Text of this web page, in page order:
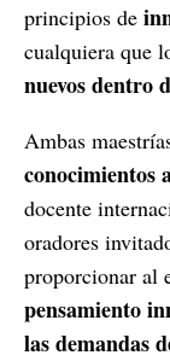
principios de
cualquiera que
nuevos dentro
Ambas
conocimientos
docente
oradores
proporcionar al
pensamiento
las demandas